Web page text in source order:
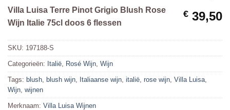
Villa Luisa Terre Pinot Grigio Blush Rose
Wijn Italie 75cl doos 6 flessen
€ 39,50
SKU: 197188-S
Categorieën: Italië Rosé Wijn Wijn
Tags: blush blush wijn Italiaanse wijn italië rose wijn Villa Luisa
Wijn wijnen
Merknaam: Villa Luisa Wijnen